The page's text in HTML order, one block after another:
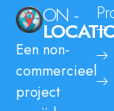
ON -
Een non-
commercieel
project